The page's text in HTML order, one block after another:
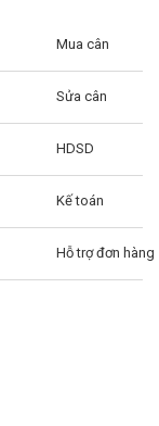
Mua cân
Sửa cân
HDSD
Kế toán
Hỗ trợ đơn hàng